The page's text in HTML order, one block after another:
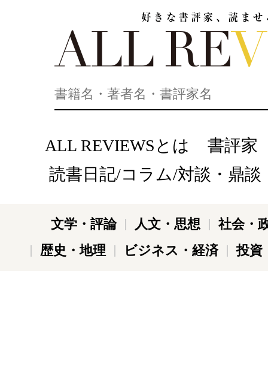
ALL REVIEWSとは
書評家
読書日記/コラム/対談・鼎談
文学・評論 人文・思想
社会・
歴史・地理
ビジネス・経済 投資